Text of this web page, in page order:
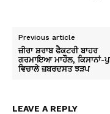
Previous article
ਜ਼ੀਰਾ ਸ਼ਰਾਬ ਫੈਕਟਰੀ ਬਾਹਰ
ਗਰਮਾਇਆ ਮਾਹੌਲ, ਕਿਸਾਨਾਂ-
ਵਿਚਾਲੇ ਜ਼ਬਰਦਸਤ ਝੜਪ
LEAVE A REPLY